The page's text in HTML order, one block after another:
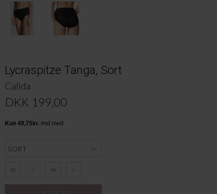
Lycraspitze Tanga, Sort
Calida
DKK 199,00
XS M L